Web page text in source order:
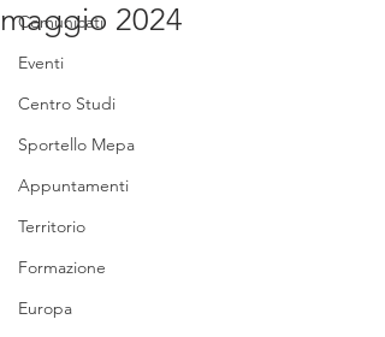
Comunicati
Eventi
Centro Studi
Sportello Mepa
Appuntamenti
Territorio
Formazione
Europa
maggio 2024